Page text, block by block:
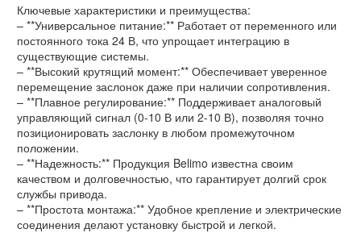
Ключевые характеристики и преимущества:
– **Универсальное питание:** Работает от переменного или
постоянного тока 24 В, что упрощает интеграцию в
существующие системы.
– **Высокий крутящий момент:** Обеспечивает уверенное
перемещение заслонок даже при наличии сопротивления.
– **Плавное регулирование:** Поддерживает аналоговый
управляющий сигнал (0-10 В или 2-10 В), позволяя точно
позиционировать заслонку в любом промежуточном
положении.
– **Надежность:** Продукция Belimo известна своим
качеством и долговечностью, что гарантирует долгий срок
службы привода.
– **Простота монтажа:** Удобное крепление и электрические
соединения делают установку быстрой и легкой.